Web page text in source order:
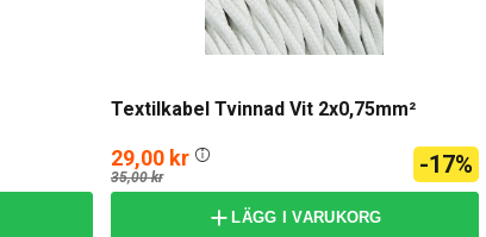
Textilkabel Tvinnad Vit 2x0,75mm²
29,00 kr
35,00 kr -17%
LÄGG I VARUKORG